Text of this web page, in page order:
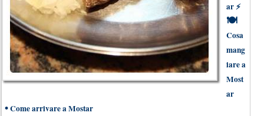
ar⚡
🍽
Cosa
mang
iare a
Most
ar
•Come arrivare a Mostar